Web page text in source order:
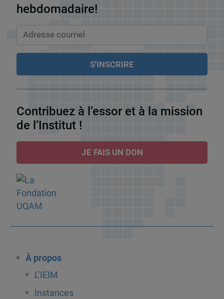
hebdomadaire!
Contribuez à l’essor et à la mission
de l’Institut !
JE FAIS UN DON
À propos
L’IEIM
Instances